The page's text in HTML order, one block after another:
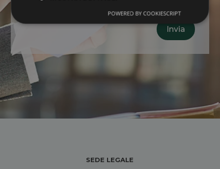
il mio consenso per la finalità n. 1
Invia
SEDE LEGALE
POWERED BY COOKIESCRIPT